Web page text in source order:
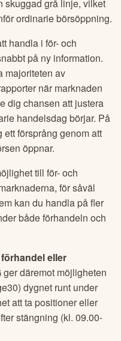
skuggad grå linje, vilket
ordinarie börsöppning.
handla i för- och
på ny information.
majoriteten av
när marknaden
dig chansen att justera
handelsdag börjar. På
försprång genom att
öppnar.
till för- och
för såväl
kan du handla på fler
både förhandeln och
eller
ger däremot möjligheten
dygnet runt under
att ta positioner eller
stängning (kl. 09.00-